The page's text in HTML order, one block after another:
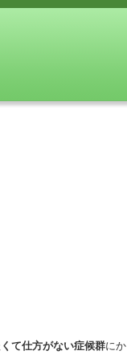
て仕方がない症候群にか